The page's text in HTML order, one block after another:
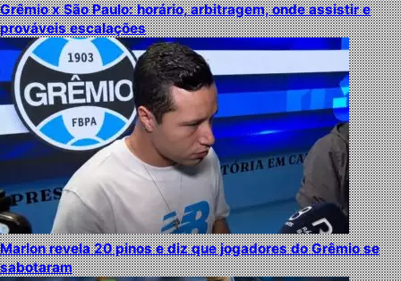
Grêmio x São Paulo: horário, arbitragem, onde assistir e
prováveis escalações
Marlon revela 20 pinos e diz que jogadores do Grêmio se
sabotaram